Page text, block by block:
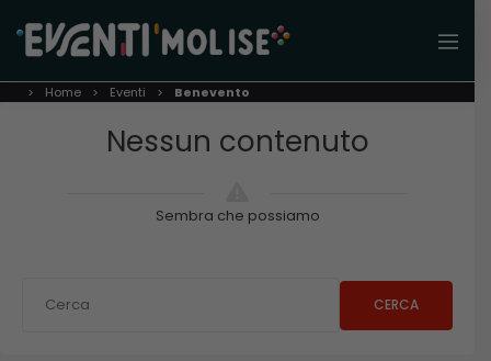
Home Eventi Benevento
Nessun contenuto
Sembra che possiamo
CERCA